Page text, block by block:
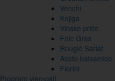
Venchi
Knjiga
Vinske priče
Foie Gras
Rougié Sarlat
Aceto balsamico
Fiorini
Program vjernosti